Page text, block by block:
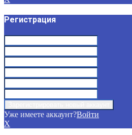
Регистрация
Уже имеете аккаунт?Войти
X